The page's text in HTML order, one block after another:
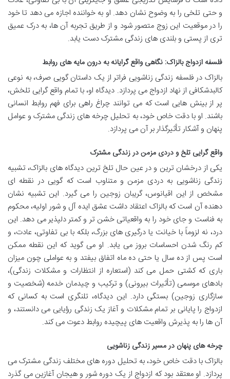
و حتی تلخی را به وضوح نشان دهد. او به خواننده اجازه می دهد تا خود
را در موقعیت این زوج متصور شود و از طریق تجربه آن ها، به درک عمیق
تری از پستی و بلندی های زندگی مشترک دست یابد.
فلسفه ازدواج بالزاک: نگاهی واقع گرایانه به درون مایه های روابط
بالزاک در فلسفه زندگی زناشویی فراتر از یک داستان گویی صرف، به نوعی
کالبدشکافی از نهاد ازدواج می پردازد. دیدگاه او، با تمام واقع گرایی تلخش،
پر از بینش هایی است که می توانند چراغ راهی برای فهم روابط انسانی
باشند. او با دقت خاص خود، به تحلیل چرخه های زندگی مشترک و عوامل
پنهان و آشکار تأثیرگذار بر آن می پردازد.
واقع گرایی تلخ و دردی مزمن در زندگی مشترک
یکی از درخشان ترین و در عین حال تلخ ترین دیدگاه های بالزاک، تشبیه
زندگی زناشویی به دردی مزمن و متناوب است که گویی در نقطه ای
مشخص از این اقیانوس، گریبان زوجین را می گیرد. این تشبیه نشان
دهنده آن است که بالزاک اعتقاد داشت عشق ایده آل و شور اولیه، محکوم
به فناست و جای خود را به واقعیاتی خشن تر و کمتر دلپذیر می دهد. این
درد، نه لزوماً با خیانت یا درگیری های بزرگ، بلکه با بی تفاوتی، عادت، و
کم رنگ شدن احساسات بروز می یابد. او می گوید که این نقطه ممکن
است پس از ده سال یا حتی ده ماه اتفاق بیفتد و به عواملی چون میزان
باری که کشتی حمل می کند (استعاره از انتظارات و مشکلات زندگی)،
بادهای موسمی (تأثیرات بیرونی) و ترکیب و چیدمان خدمه (شخصیت و
سازگاری زوجین) بستگی دارد. این دیدگاه، تلنگری است به کسانی که
ازدواج را پایانی بر تمام مشکلات و آغاز یک زندگی رؤیایی می دانستند، و
آن ها را به پذیرش واقعیت های پیچیده روابط دعوت می کند.
چرخه های پنهان در مسیر زندگی زناشویی
بالزاک با دقت خاص خود، به تحلیل دوره های مختلف زندگی مشترک می
پردازد. او معتقد بود که ازدواج از یک دوره شور و هیجان آغازین می گذرد